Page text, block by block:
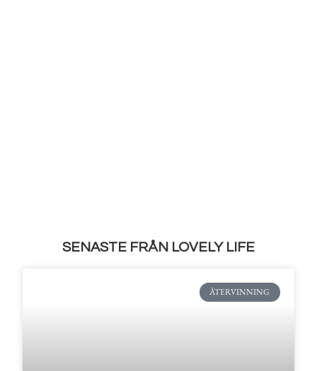
SENASTE FRÅN LOVELY LIFE
ÅTERVINNING